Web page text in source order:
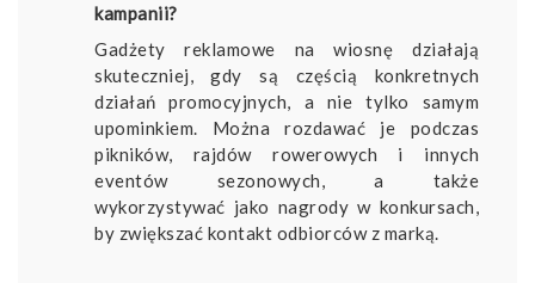
kampanii?
Gadżety reklamowe na wiosnę działają
skuteczniej, gdy są częścią konkretnych
działań promocyjnych, a nie tylko samym
upominkiem. Można rozdawać je podczas
pikników, rajdów rowerowych i innych
eventów sezonowych, a także
wykorzystywać jako nagrody w konkursach,
by zwiększać kontakt odbiorców z marką.